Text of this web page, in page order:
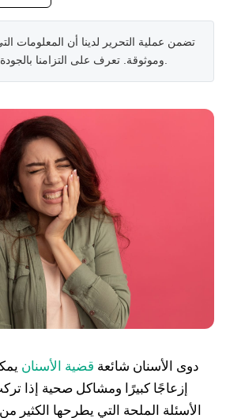
تضمن عملية التحرير لدينا أن المعلومات
وموثوقة. تعرف على التزامنا
دوى الأسنان شائعة قضية الأسنان
إزعاجًا كبيرًا ومشاكل صحية إذا
الأسئلة الملحة التي يطرحها الكثير